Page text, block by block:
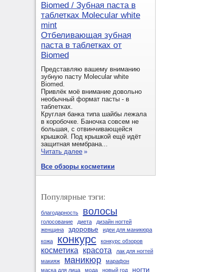
Biomed / Зубная паста в
таблетках Molecular white
mint
Отбеливающая зубная
паста в таблетках от
Biomed
Представляю вашему вниманию
зубную пасту Molecular white
Biomed.
Привлёк моё внимание довольно
необычный формат пасты - в
таблетках.
Круглая банка типа шайбы лежала
в коробочке. Баночка совсем не
большая, с отвинчивающейся
крышкой. Под крышкой ещё идёт
защитная мембрана...
Читать далее »
Все обзоры косметики
Популярные тэги:
благодарность волосы
голосование диета
дизайн ногтей
женщина
здоровье
идеи для маникюра
кожа
конкурс конкурс обзоров
косметика красота
лак для ногтей
макияж
маникюр
марафон
маска для лица
мода новый год ногти